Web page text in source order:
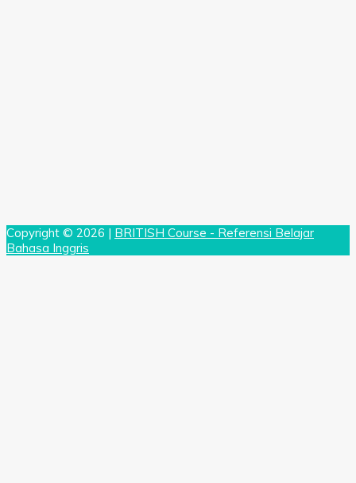
Copyright © 2026 | BRITISH Course - Referensi Belajar
Bahasa Inggris